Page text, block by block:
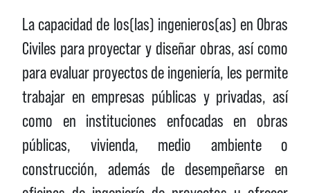
La capacidad de los(las) ingenieros(as) en Obras
Civiles para proyectar y diseñar obras, así como
para evaluar proyectos de ingeniería, les permite
trabajar en empresas públicas y privadas, así
como en instituciones enfocadas en obras
públicas, vivienda, medio ambiente o
construcción, además de desempeñarse en